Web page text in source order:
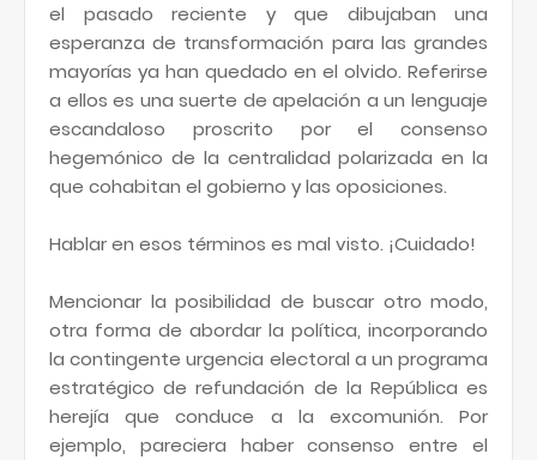
el pasado reciente y que dibujaban una
esperanza de transformación para las grandes
mayorías ya han quedado en el olvido. Referirse
a ellos es una suerte de apelación a un lenguaje
escandaloso proscrito por el consenso
hegemónico de la centralidad polarizada en la
que cohabitan el gobierno y las oposiciones.
Hablar en esos términos es mal visto. ¡Cuidado!
Mencionar la posibilidad de buscar otro modo,
otra forma de abordar la política, incorporando
la contingente urgencia electoral a un programa
estratégico de refundación de la República es
herejía que conduce a la excomunión. Por
ejemplo, pareciera haber consenso entre el